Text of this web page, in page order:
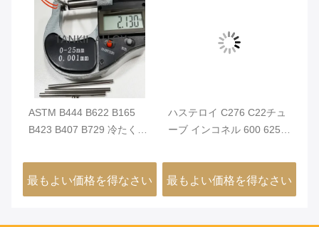
ASTM B444 B622 B165
B423 B407 B729 冷たく引
ロイ C22 C276 X インコロ
イ 800 825 インコネル 600
625 718 X750 モネル 400
最もよい価格を得なさい
ハステロイ C276 C22チュ
ーブ インコネル 600 625
ル合金鋼管 モネル 400
K500チューブ
最もよい価格を得なさい